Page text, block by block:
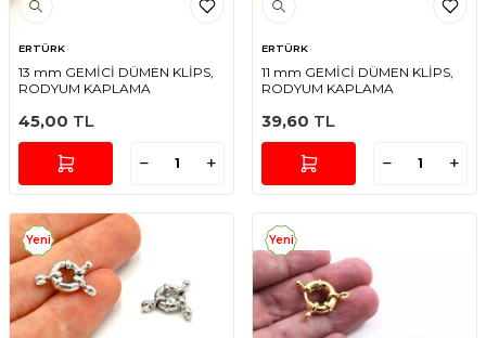
ERTÜRK
13 mm GEMİCİ DÜMEN KLİPS,
RODYUM KAPLAMA
45,00 TL
ERTÜRK
11 mm GEMİCİ DÜMEN KLİPS,
RODYUM KAPLAMA
39,60 TL
Yeni Yeni